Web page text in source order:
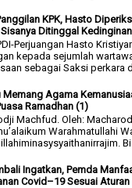
KPK, Hasto
Ditinggal Kedinginan
Perjuangan Hasto
kepada sejumlah
sebagai Saksi perkara
Memang Agama
Ramadhan (1)
Machfud. Oleh:
Warahmatullahi
Ingatkan, Pemda
Covid–19 Sesuai Aturan